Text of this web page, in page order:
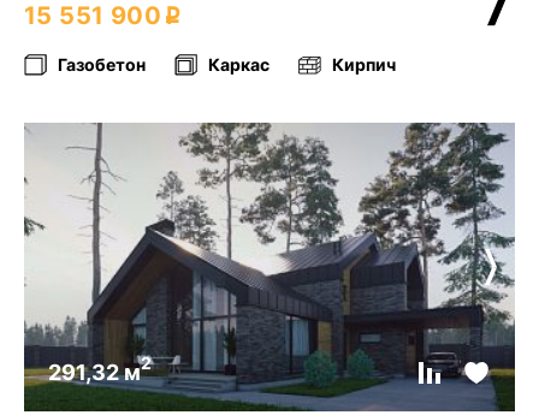
15 551 900
Газобетон Каркас Кирпич
291,32 м2